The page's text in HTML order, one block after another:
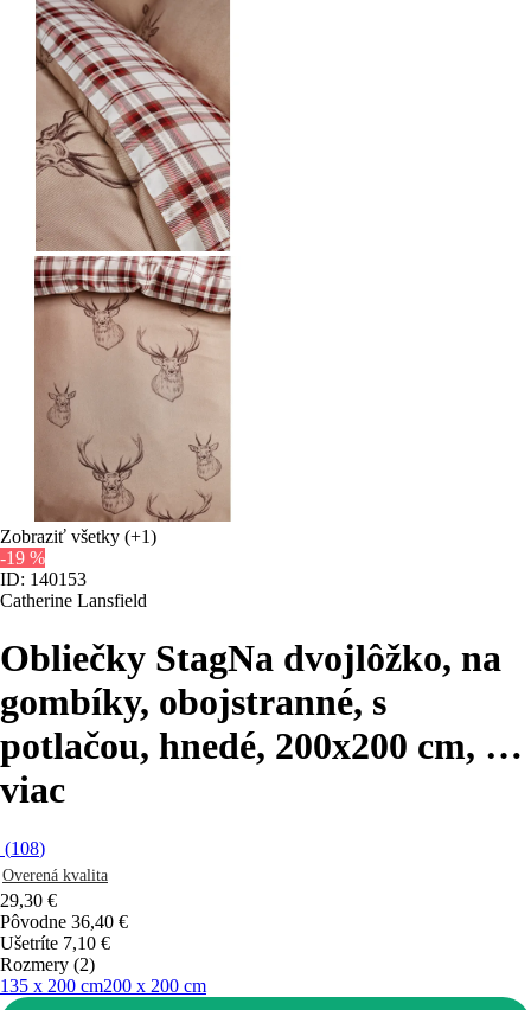
Zobraziť všetky (+1)
-19 %
ID: 140153
Catherine Lansfield
Obliečky StagNa dvojlôžko, na
gombíky, obojstranné, s
potlačou, hnedé, 200x200 cm, …
viac
(108)
Overená kvalita
29,30 €
Pôvodne 36,40 €
Ušetríte 7,10 €
Rozmery (2)
135 x 200 cm200 x 200 cm